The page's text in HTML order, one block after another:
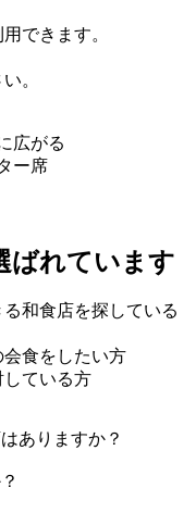
できます。
。
ばれています
和食店を探している
食をしたい方
ている方
ありますか？